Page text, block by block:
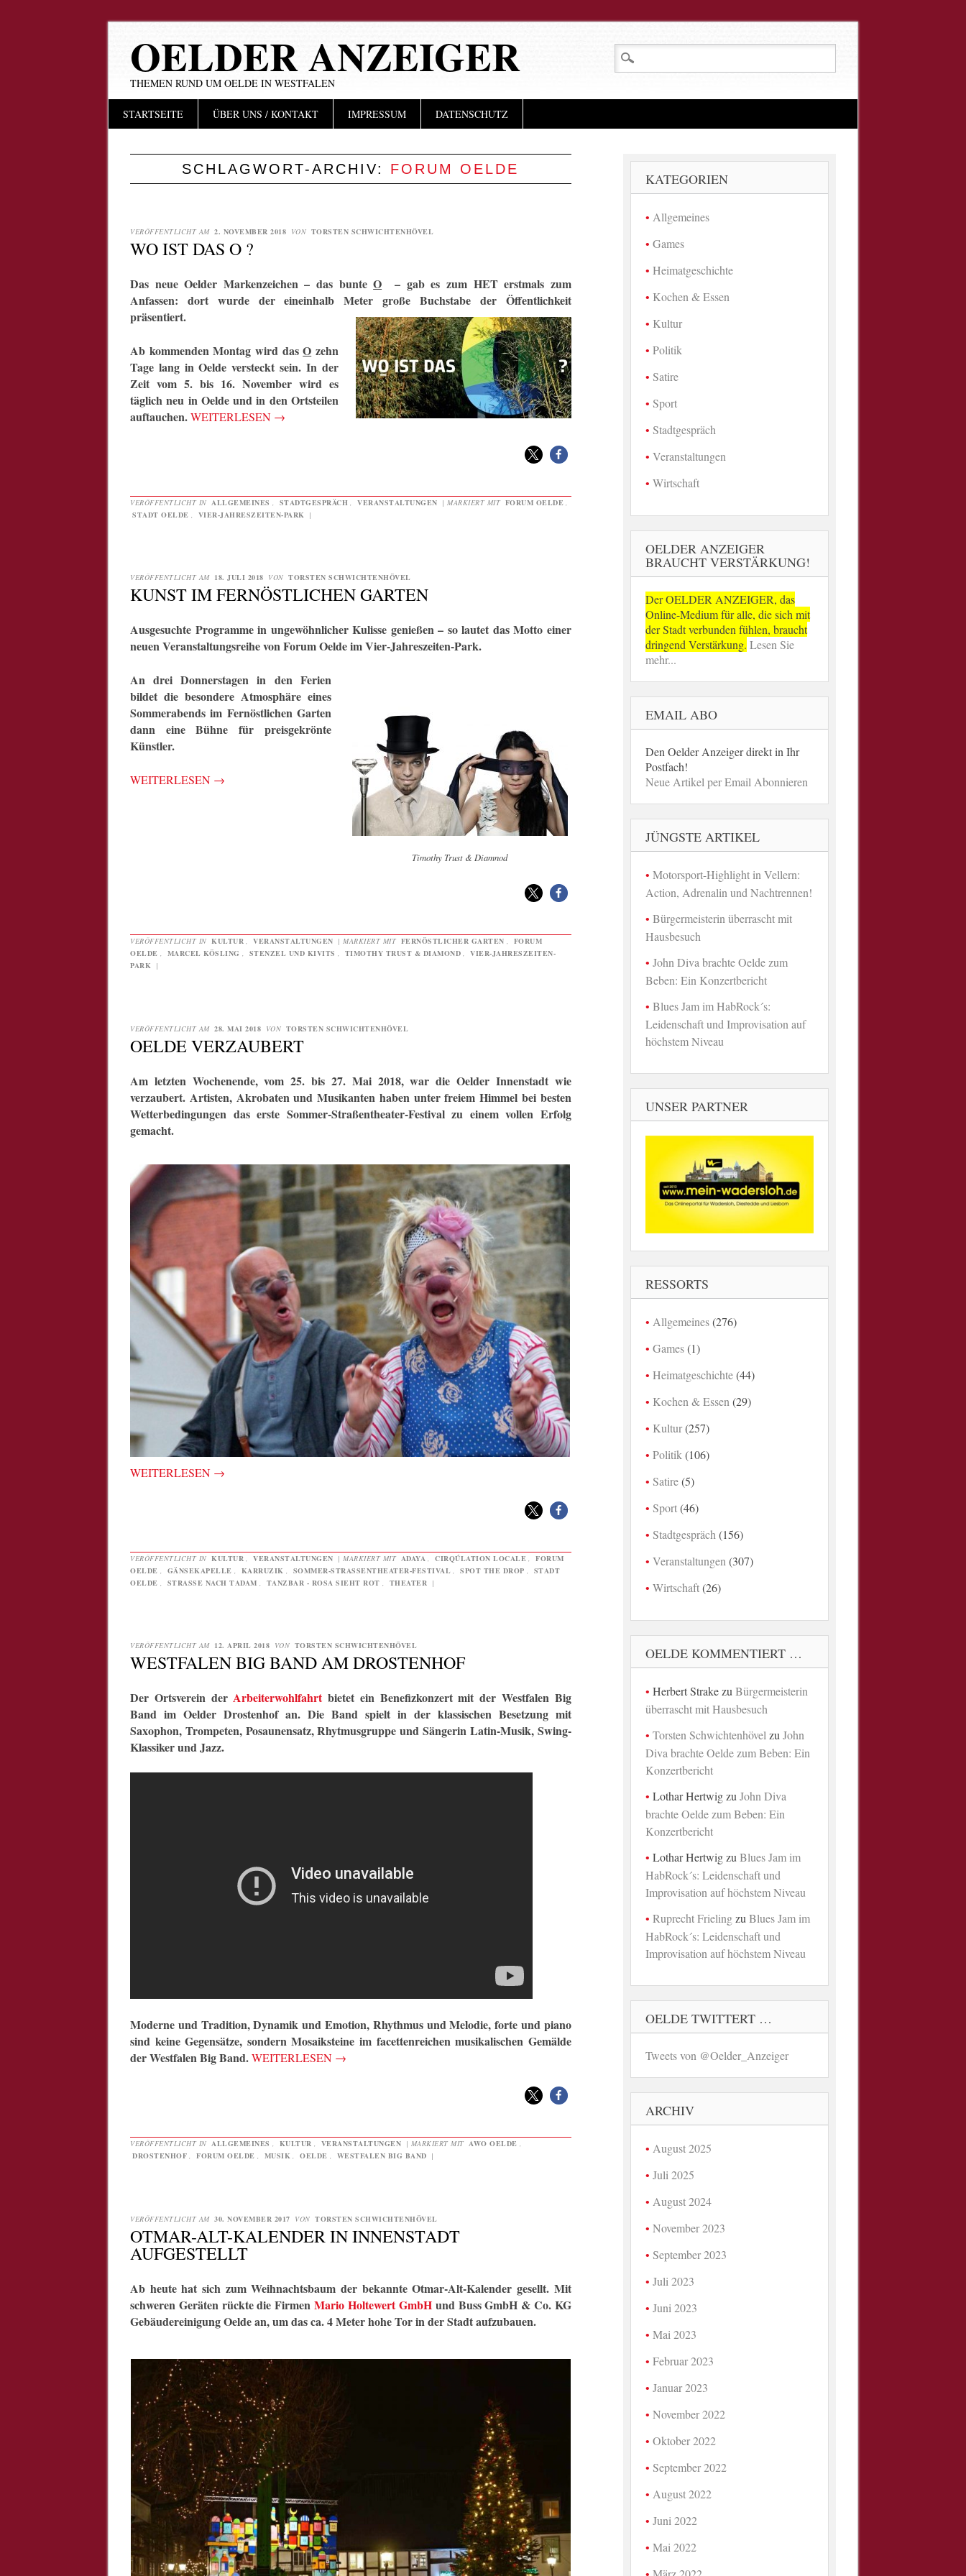
OELDER ANZEIGER
THEMEN RUND UM OELDE IN WESTFALEN
Hauptmenü
InhaltSTARTSEITE ÜBER UNS / KONTAKT IMPRESSUM DATENSCHUTZ
SCHLAGWORT-ARCHIV: FORUM OELDE
VERÖFFENTLICHT AM 2. NOVEMBER 2018 VON TORSTEN SCHWICHTENHÖVEL
WO IST DAS O ?
Das neue Oelder Markenzeichen – das bunteO – gab es zum HET erstmals zum
Anfassen: dort wurde der eineinhalb Meter große Buchstabe der Öffentlichkeit
präsentiert.
Ab kommenden Montag wird dasO zehn
Tage lang in Oelde versteckt sein. In der
Zeit vom 5. bis 16. November wird es
täglich neu in Oelde und in den Ortsteilen
auftauchen.WEITERLESEN →
VERÖFFENTLICHT IN ALLGEMEINES STADTGESPRÄCH VERANSTALTUNGEN | MARKIERT MIT FORUM OELDE
STADT OELDE
VIER-JAHRESZEITEN-PARK |
VERÖFFENTLICHT AM 18. JULI 2018 VON TORSTEN SCHWICHTENHÖVEL
KUNST IM FERNÖSTLICHEN GARTEN
Ausgesuchte Programme in ungewöhnlicher Kulisse genießen – so lautet das Motto einer
neuen Veranstaltungsreihe von Forum Oelde im Vier-Jahreszeiten-Park.
Timothy Trust & Diamnod
An drei Donnerstagen in den Ferien
bildet die besondere Atmosphäre eines
Sommerabends im Fernöstlichen Garten
dann eine Bühne für preisgekrönte
Künstler.
WEITERLESEN →
VERÖFFENTLICHT IN KULTUR , VERANSTALTUNGEN | MARKIERT MIT FERNÖSTLICHER GARTEN ,
FORUM
OELDE , MARCEL KÖSLING , STENZEL UND KIVITS , TIMOTHY TRUST & DIAMOND ,
VIER-JAHRESZEITEN-
PARK |
VERÖFFENTLICHT AM 28. MAI 2018 VON TORSTEN SCHWICHTENHÖVEL
OELDE VERZAUBERT
Am letzten Wochenende, vom 25. bis 27. Mai 2018, war die Oelder Innenstadt wie
verzaubert. Artisten, Akrobaten und Musikanten haben unter freiem Himmel bei besten
Wetterbedingungen das erste Sommer-Straßentheater-Festival zu einem vollen Erfolg
gemacht.
WEITERLESEN →
VERÖFFENTLICHT IN KULTUR , VERANSTALTUNGEN | MARKIERT MIT ADAYA , CIRQÚLATION LOCALE ,
FORUM
OELDE , GÄNSEKAPELLE , KARRUZIK , SOMMER-STRASSENTHEATER-FESTIVAL , SPOT THE DROP ,
STADT
OELDE , STRASSE NACH TADAM , TANZBAR - ROSA SIEHT ROT , THEATER |
VERÖFFENTLICHT AM 12. APRIL 2018 VON TORSTEN SCHWICHTENHÖVEL
WESTFALEN BIG BAND AM DROSTENHOF
Der Ortsverein derArbeiterwohlfahrtbietet ein Benefizkonzert mit der Westfalen Big
Band im Oelder Drostenhof an. Die Band spielt in der klassischen Besetzung mit
Saxophon, Trompeten, Posaunensatz, Rhytmusgruppe und Sängerin Latin-Musik, Swing-
Klassiker und Jazz.
Moderne und Tradition, Dynamik und Emotion, Rhythmus und Melodie, forte und piano
sind keine Gegensätze, sondern Mosaiksteine im facettenreichen musikalischen Gemälde
der Westfalen Big Band.WEITERLESEN →
VERÖFFENTLICHT IN ALLGEMEINES , KULTUR , VERANSTALTUNGEN | MARKIERT MIT AWO OELDE ,
DROSTENHOF , FORUM OELDE , MUSIK , OELDE , WESTFALEN BIG BAND |
VERÖFFENTLICHT AM 30. NOVEMBER 2017 VON TORSTEN SCHWICHTENHÖVEL
OTMAR-ALT-KALENDER IN INNENSTADT
AUFGESTELLT
Ab heute hat sich zum Weihnachtsbaum der bekannte Otmar-Alt-Kalender gesellt. Mit
schweren Geräten rückte die FirmenMario Holtewert GmbHund Buss GmbH & Co. KG
Gebäudereinigung Oelde an, um das ca. 4 Meter hohe Tor in der Stadt aufzubauen.
KATEGORIEN
Allgemeines
Games
Heimatgeschichte
Kochen & Essen
Kultur
Politik
Satire
Sport
Stadtgespräch
Veranstaltungen
Wirtschaft
OELDER ANZEIGER
BRAUCHT VERSTÄRKUNG!
Der OELDER ANZEIGER, das
Online-Medium für alle, die sich mit
der Stadt verbunden fühlen, braucht
dringend Verstärkung. Lesen Sie
mehr...
EMAIL ABO
Den Oelder Anzeiger direkt in Ihr
Postfach!
Neue Artikel per Email Abonnieren
JÜNGSTE ARTIKEL
Motorsport-Highlight in Vellern:
Action, Adrenalin und Nachtrennen!
Bürgermeisterin überrascht mit
Hausbesuch
John Diva brachte Oelde zum
Beben: Ein Konzertbericht
Blues Jam im HabRock´s:
Leidenschaft und Improvisation auf
höchstem Niveau
UNSER PARTNER
RESSORTS
Allgemeines(276)
Games(1)
Heimatgeschichte(44)
Kochen & Essen (29)
Kultur(257)
Politik (106)
Satire(5)
Sport(46)
Stadtgespräch (156)
Veranstaltungen (307)
Wirtschaft(26)
OELDE KOMMENTIERT …
Herbert Strakezu Bürgermeisterin
überrascht mit Hausbesuch
Torsten Schwichtenhövel zu John
Diva brachte Oelde zum Beben: Ein
Konzertbericht
Lothar Hertwigzu John Diva
brachte Oelde zum Beben: Ein
Konzertbericht
Lothar Hertwigzu Blues Jam im
HabRock´s: Leidenschaft und
Improvisation auf höchstem Niveau
Ruprecht Frielingzu Blues Jam im
HabRock´s: Leidenschaft und
Improvisation auf höchstem Niveau
OELDE TWITTERT …
Tweets von @Oelder_Anzeiger
ARCHIV
August 2025
Juli 2025
August 2024
November 2023
September 2023
Juli 2023
Juni 2023
Mai 2023
Februar 2023
Januar 2023
November 2022
Oktober 2022
September 2022
August 2022
Juni 2022
Mai 2022